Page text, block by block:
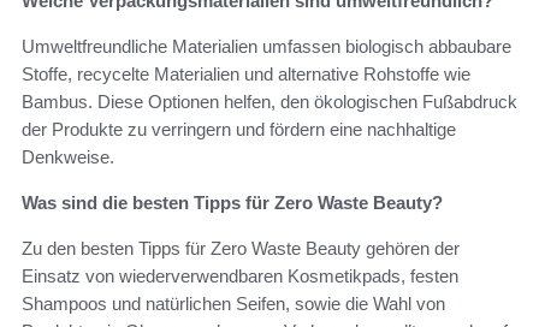
Umweltfreundliche Materialien umfassen biologisch abbaubare
Stoffe, recycelte Materialien und alternative Rohstoffe wie
Bambus. Diese Optionen helfen, den ökologischen Fußabdruck
der Produkte zu verringern und fördern eine nachhaltige
Denkweise.
Was sind die besten Tipps für Zero Waste Beauty?
Zu den besten Tipps für Zero Waste Beauty gehören der
Einsatz von wiederverwendbaren Kosmetikpads, festen
Shampoos und natürlichen Seifen, sowie die Wahl von